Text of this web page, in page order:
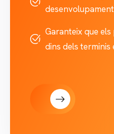
desenvolupament
Garanteix que
dins dels terminis